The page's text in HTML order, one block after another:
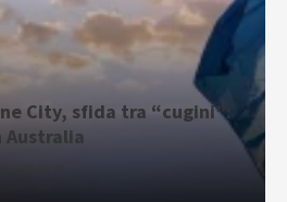
City, sfida tra “cugini”:
Australia